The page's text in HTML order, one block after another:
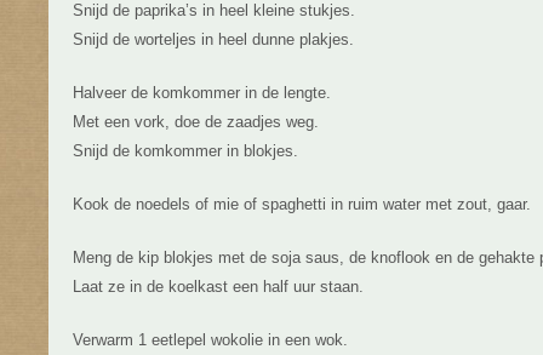
Snijd de paprika’s in heel kleine stukjes.
Snijd de worteljes in heel dunne plakjes.
Halveer de komkommer in de lengte.
Met een vork, doe de zaadjes weg.
Snijd de komkommer in blokjes.
Kook de noedels of mie of spaghetti in ruim water met zout, gaar.
Meng de kip blokjes met de soja saus, de knoflook en de gehakte
Laat ze in de koelkast een half uur staan.
Verwarm 1 eetlepel wokolie in een wok.